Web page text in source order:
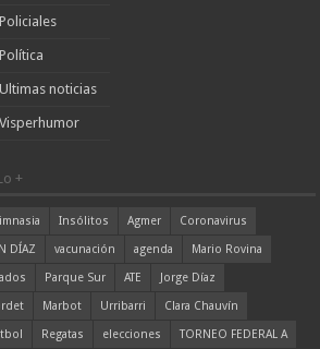
Policiales
Política
Ultimas noticias
Visperhumor
+
Insólitos Agmer
Coronavirus
DÍAZ vacunación agenda
Mario Rovina
Parque Sur ATE
Jorge Díaz
Marbot Urribarri
Clara Chauvín
Regatas elecciones TORNEO FEDERAL A